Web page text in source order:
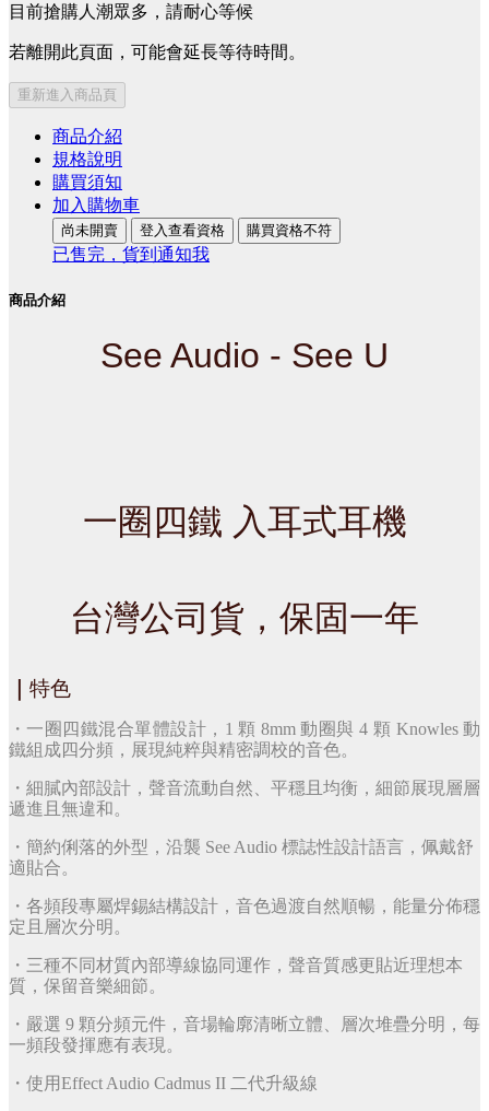
目前搶購人潮眾多，請耐心等候
若離開此頁面，可能會延長等待時間。
重新進入商品頁
商品介紹
規格說明
購買須知
加入購物車
尚未開賣 登入查看資格 購買資格不符
已售完，貨到通知我
商品介紹
See Audio - See U
一圈四鐵 入耳式耳機
台灣公司貨，保固一年
特色
・ 一圈四鐵混合單體設計，1 顆 8mm 動圈與 4 顆 Knowles 動
鐵組成四分頻，展現純粹與精密調校的音色。
・細膩內部設計，聲音流動自然、平穩且均衡，細節展現層層
遞進且無違和。
・簡約俐落的外型，沿襲 See Audio 標誌性設計語言，佩戴舒
適貼合。
・各頻段專屬焊錫結構設計，音色過渡自然順暢，能量分佈穩
定且層次分明。
・三種不同材質內部導線協同運作，聲音質感更貼近理想本
質，保留音樂細節。
・嚴選 9 顆分頻元件，音場輪廓清晰立體、層次堆疊分明，每
一頻段發揮應有表現。
・使用Effect Audio Cadmus II 二代升級線